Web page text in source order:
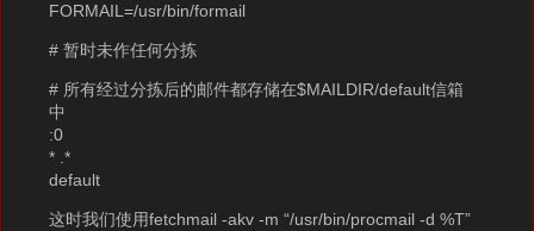
FORMAIL=/usr/bin/formail
# 暂时未作任何分拣
# 所有经过分拣后的邮件都存储在$MAILDIR/default信箱
中
:0
* .*
default
这时我们使用fetchmail -akv -m “/usr/bin/procmail -d %T”